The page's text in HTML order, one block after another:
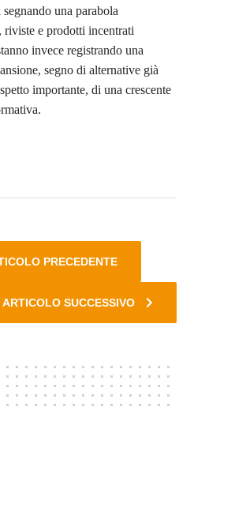
segnando una parabola
riviste e prodotti incentrati
invece registrando una
segno di alternative già
importante, di una crescente
PRECEDENTE
ARTICOLO SUCCESSIVO